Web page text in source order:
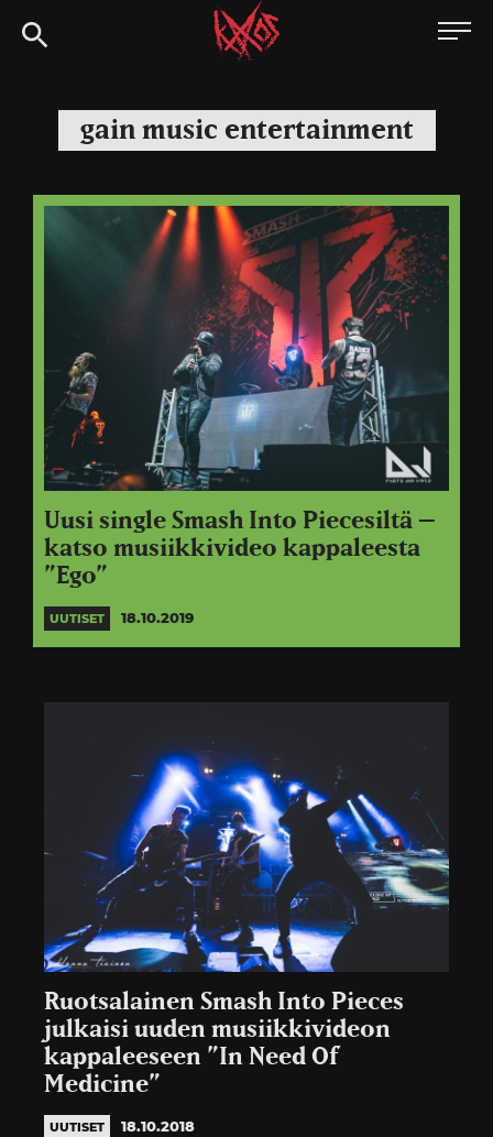
Siirry
suoraan
Kaaoszine
gain music entertainment
Uusi single Smash Into Piecesiltä –
katso musiikkivideo kappaleesta
”Ego”
UUTISET 18.10.2019
Ruotsalainen Smash Into Pieces
julkaisi uuden musiikkivideon
kappaleeseen ”In Need Of
Medicine”
UUTISET 18.10.2018